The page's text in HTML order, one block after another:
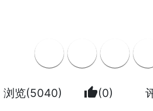
浏览(5040) thumb_up(0)